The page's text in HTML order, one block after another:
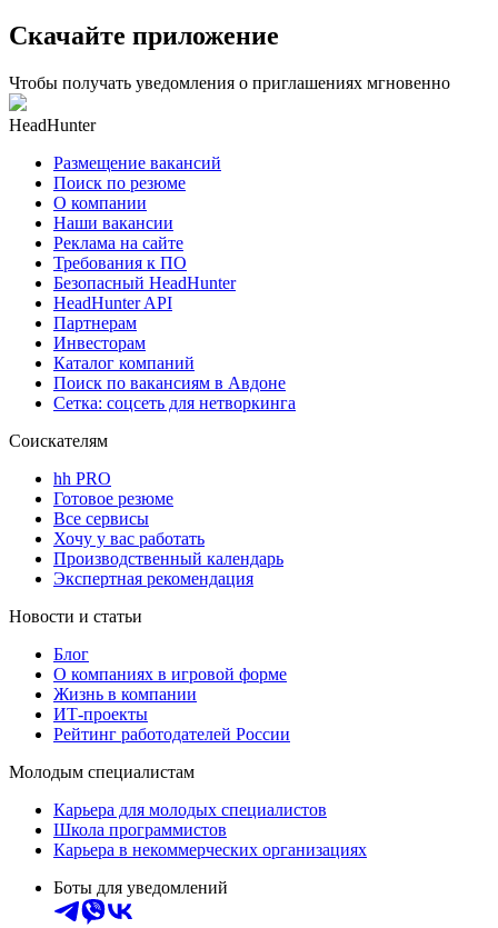
Скачайте приложение
Чтобы получать уведомления о приглашениях мгновенно
HeadHunter
Размещение вакансий
Поиск по резюме
О компании
Наши вакансии
Реклама на сайте
Требования к ПО
Безопасный HeadHunter
HeadHunter API
Партнерам
Инвесторам
Каталог компаний
Поиск по вакансиям в Авдоне
Сетка: соцсеть для нетворкинга
Соискателям
hh PRO
Готовое резюме
Все сервисы
Хочу у вас работать
Производственный календарь
Экспертная рекомендация
Новости и статьи
Блог
О компаниях в игровой форме
Жизнь в компании
ИТ-проекты
Рейтинг работодателей России
Молодым специалистам
Карьера для молодых специалистов
Школа программистов
Карьера в некоммерческих организациях
Боты для уведомлений